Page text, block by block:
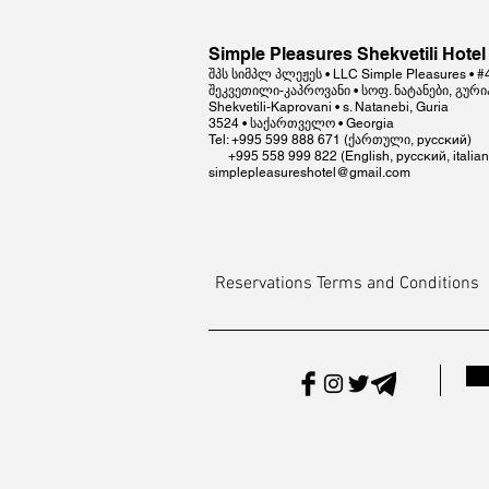
Simple Pleasures Shekvetili Hotel
შპს სიმპლ პლეჟეს • LLC Simple Pleasures •
შეკვეთილი-კაპროვანი • სოფ. ნატანები,
Shekvetili-Kaprovani • s. Natanebi, Guria
3524 • საქართველო • Georgia
Tel: +995 599 888 671 (ქართული, русский)
+995 558 999 822 (English, русский,
simplepleasureshotel@gmail.com
Reservations Terms and Conditions